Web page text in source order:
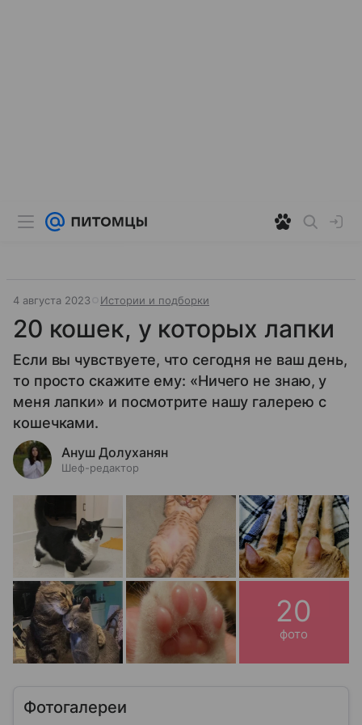
4 августа 2023 Истории и подборки
20 кошек, у которых лапки
Если вы чувствуете, что сегодня не ваш день,
то просто скажите ему: «Ничего не знаю, у
меня лапки» и посмотрите нашу галерею с
кошечками.
Ануш Долуханян
Шеф-редактор
20
фото
Фотогалереи